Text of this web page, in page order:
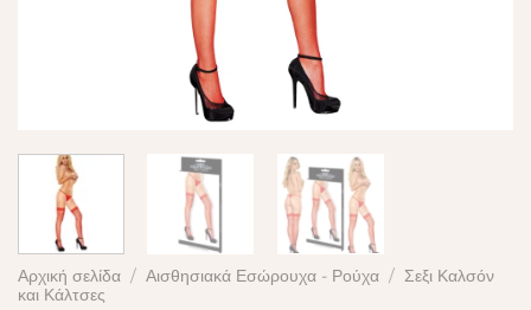
Αρχική σελίδα / Αισθησιακά Εσώρουχα - Ρούχα / Σεξι Καλσόν
και Κάλτσες